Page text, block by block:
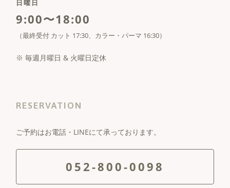
日曜日
9:00〜18:00
（最終受付 カット 17:30、カラー・パーマ 16:30）
※ 毎週月曜日 & 火曜日定休
RESERVATION
ご予約はお電話・LINEにて承っております。
052-800-0098